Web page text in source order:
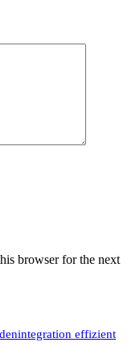
browser for the next
effizient